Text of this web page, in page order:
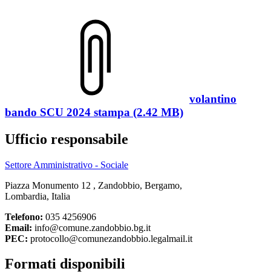
volantino
bando SCU 2024 stampa (2.42 MB)
Ufficio responsabile
Settore Amministrativo - Sociale
Piazza Monumento 12 , Zandobbio, Bergamo,
Lombardia, Italia
Telefono: 035 4256906
Email: info@comune.zandobbio.bg.it
PEC: protocollo@comunezandobbio.legalmail.it
Formati disponibili